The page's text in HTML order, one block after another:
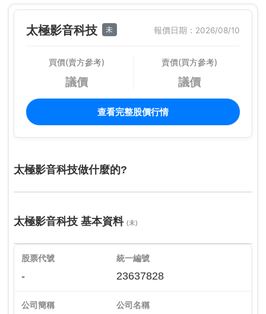
太極影音科技 未 報價日期：2026/08/10
買價(賣方參考)
議價
賣價(買方參考)
議價
查看完整股價行情
太極影音科技做什麼的?
太極影音科技 基本資料 (未)
股票代號
-
統一編號
23637828
公司簡稱 公司名稱